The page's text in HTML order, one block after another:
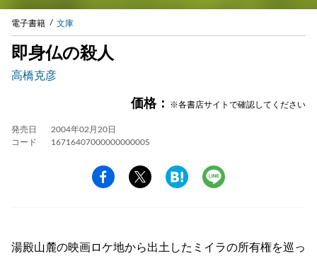
電子書籍 文庫
即身仏の殺人
高橋克彦
価格： ※各書店サイトで確認してください
発売日
2004年02月20日
コード
1671640700000000000S
湯殿山麓の映画ロケ地から出土したミイラの所有権を巡っ